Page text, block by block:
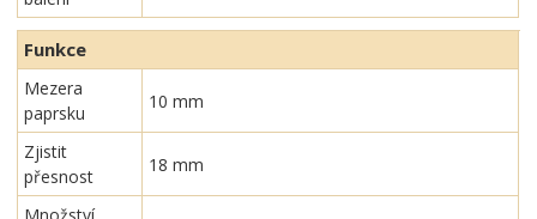
Funkce
Mezera
paprsku
10 mm
Zjistit
přesnost
18 mm